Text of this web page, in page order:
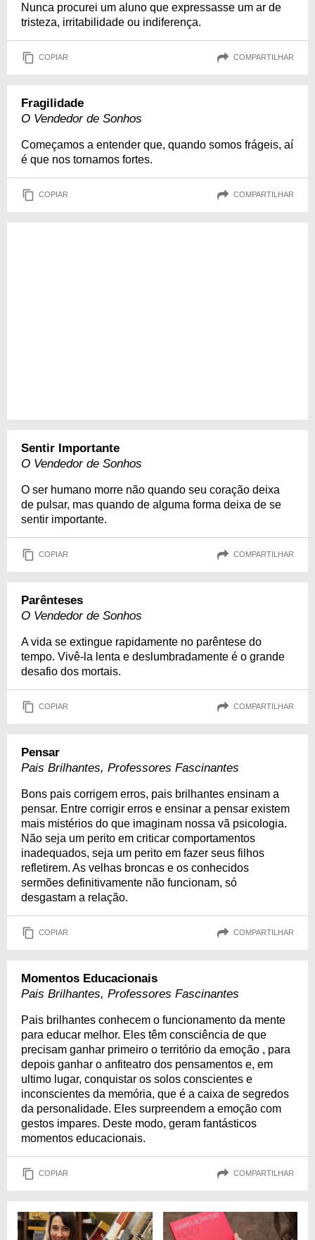
Nunca procurei um aluno que expressasse um ar de
tristeza, irritabilidade ou indiferença.
COPIAR COMPARTILHAR
Fragilidade
O Vendedor de Sonhos
Começamos a entender que, quando somos frágeis, aí
é que nos tornamos fortes.
COPIAR COMPARTILHAR
Sentir Importante
O Vendedor de Sonhos
O ser humano morre não quando seu coração deixa
de pulsar, mas quando de alguma forma deixa de se
sentir importante.
COPIAR COMPARTILHAR
Parênteses
O Vendedor de Sonhos
A vida se extingue rapidamente no parêntese do
tempo. Vivê-la lenta e deslumbradamente é o grande
desafio dos mortais.
COPIAR COMPARTILHAR
Pensar
Pais Brilhantes, Professores Fascinantes
Bons pais corrigem erros, pais brilhantes ensinam a
pensar. Entre corrigir erros e ensinar a pensar existem
mais mistérios do que imaginam nossa vã psicologia.
Não seja um perito em criticar comportamentos
inadequados, seja um perito em fazer seus filhos
refletirem. As velhas broncas e os conhecidos
sermões definitivamente não funcionam, só
desgastam a relação.
COPIAR COMPARTILHAR
Momentos Educacionais
Pais Brilhantes, Professores Fascinantes
Pais brilhantes conhecem o funcionamento da mente
para educar melhor. Eles têm consciência de que
precisam ganhar primeiro o território da emoção , para
depois ganhar o anfiteatro dos pensamentos e, em
ultimo lugar, conquistar os solos conscientes e
inconscientes da memória, que é a caixa de segredos
da personalidade. Eles surpreendem a emoção com
gestos impares. Deste modo, geram fantásticos
momentos educacionais.
COPIAR COMPARTILHAR